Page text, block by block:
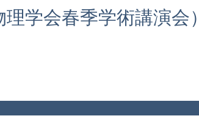
学会春季学術講演会）